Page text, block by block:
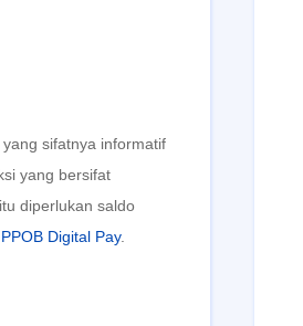
yang sifatnya informatif
yang bersifat
diperlukan saldo
Digital Pay.